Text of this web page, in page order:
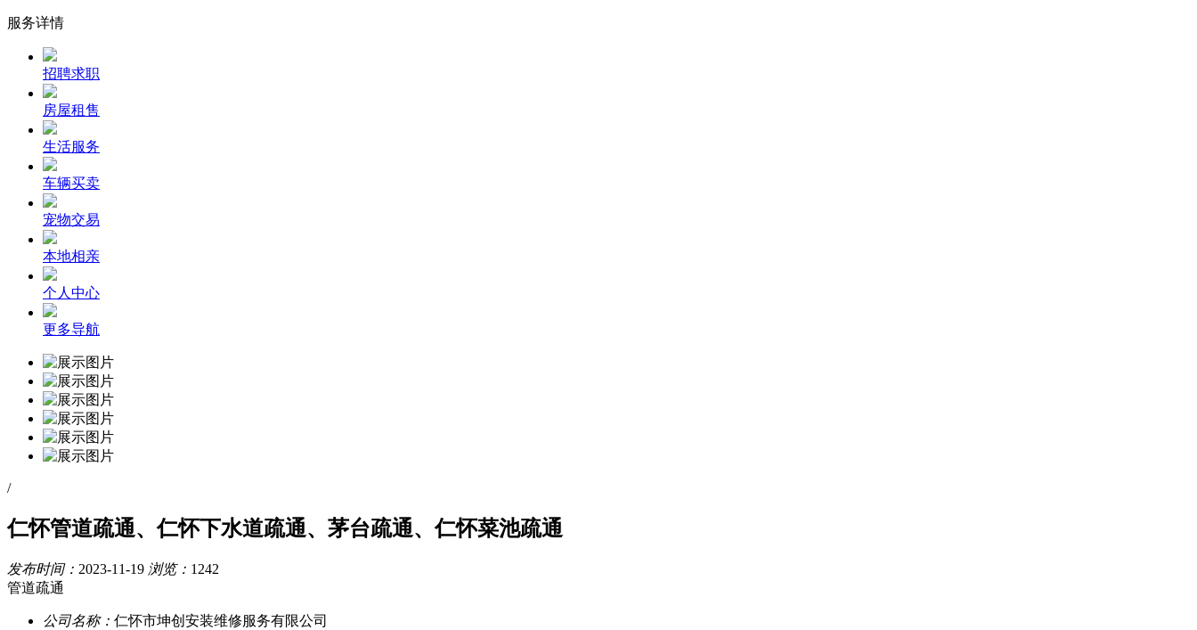
服务详情
招聘求职
房屋租售
生活服务
车辆买卖
宠物交易
本地相亲
个人中心
更多导航
/
仁怀管道疏通、仁怀下水道疏通、茅台疏通、仁怀菜池疏通
发布时间： 2023-11-19 浏览： 1242
管道疏通
公司名称： 仁怀市坤创安装维修服务有限公司